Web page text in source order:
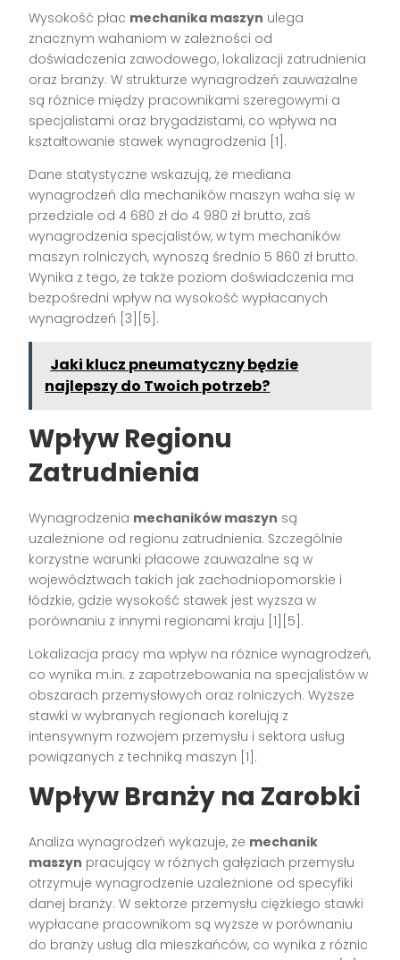
Wysokość płac mechanika maszyn ulega
znacznym wahaniom w zależności od
doświadczenia zawodowego, lokalizacji zatrudnienia
oraz branży. W strukturze wynagrodzeń zauważalne
są różnice między pracownikami szeregowymi a
specjalistami oraz brygadzistami, co wpływa na
kształtowanie stawek wynagrodzenia [1].
Dane statystyczne wskazują, że mediana
wynagrodzeń dla mechaników maszyn waha się w
przedziale od 4 680 zł do 4 980 zł brutto, zaś
wynagrodzenia specjalistów, w tym mechaników
maszyn rolniczych, wynoszą średnio 5 860 zł brutto.
Wynika z tego, że także poziom doświadczenia ma
bezpośredni wpływ na wysokość wypłacanych
wynagrodzeń [3][5].
Jaki klucz pneumatyczny będzie
najlepszy do Twoich potrzeb?
Wpływ Regionu
Zatrudnienia
Wynagrodzenia mechaników maszyn są
uzależnione od regionu zatrudnienia. Szczególnie
korzystne warunki płacowe zauważalne są w
województwach takich jak zachodniopomorskie i
łódzkie, gdzie wysokość stawek jest wyższa w
porównaniu z innymi regionami kraju [1][5].
Lokalizacja pracy ma wpływ na różnice wynagrodzeń,
co wynika m.in. z zapotrzebowania na specjalistów w
obszarach przemysłowych oraz rolniczych. Wyższe
stawki w wybranych regionach korelują z
intensywnym rozwojem przemysłu i sektora usług
powiązanych z techniką maszyn [1].
Wpływ Branży na Zarobki
Analiza wynagrodzeń wykazuje, że mechanik
maszyn pracujący w różnych gałęziach przemysłu
otrzymuje wynagrodzenie uzależnione od specyfiki
danej branży. W sektorze przemysłu ciężkiego stawki
wypłacane pracownikom są wyższe w porównaniu
do branży usług dla mieszkańców, co wynika z różnic